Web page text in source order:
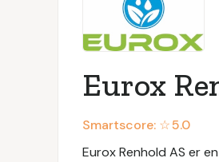
Eurox
Smartscore: ☆5.0
Eurox Renhold AS er